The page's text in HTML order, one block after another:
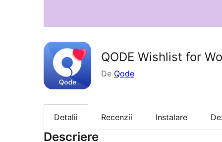
QODE Wishlist for
De Qode
Detalii Recenzii Instalare
Descriere